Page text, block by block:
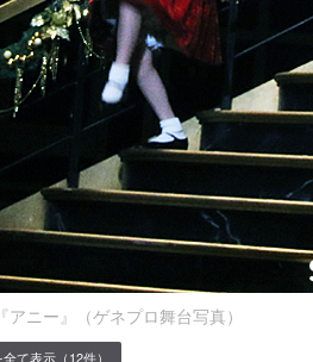
ニー』（ゲネプロ舞台写真）
て表示（12件）